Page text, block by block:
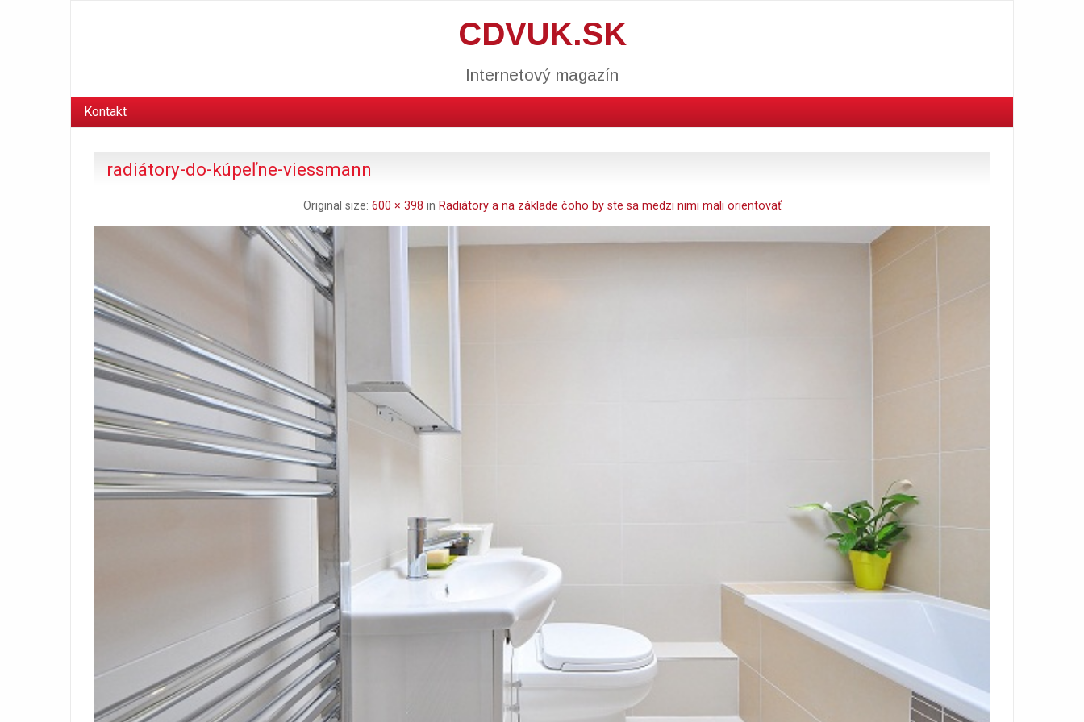
CDVUK.SK
Internetový magazín
Kontakt
radiátory-do-kúpeľne-viessmann
Original size: 600 × 398 in Radiátory a na základe čoho by ste sa medzi nimi mali orientovať